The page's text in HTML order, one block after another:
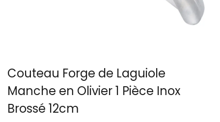
Couteau Forge de Laguiole
Manche en Olivier 1 Pièce Inox
Brossé 12cm